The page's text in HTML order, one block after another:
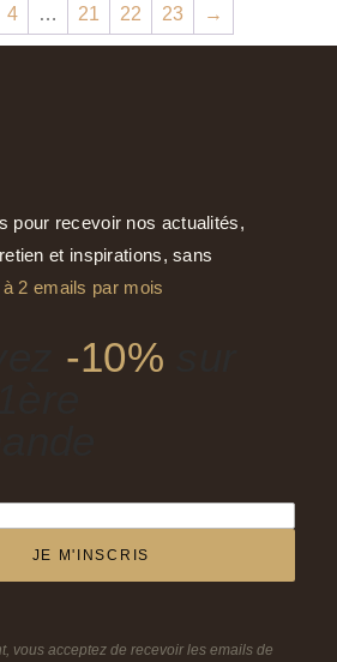
4 … 21 22 23 →
pour recevoir nos actualités,
et inspirations, sans
à 2 emails par mois
-10%
JE M'INSCRIS
vous acceptez de recevoir les emails de